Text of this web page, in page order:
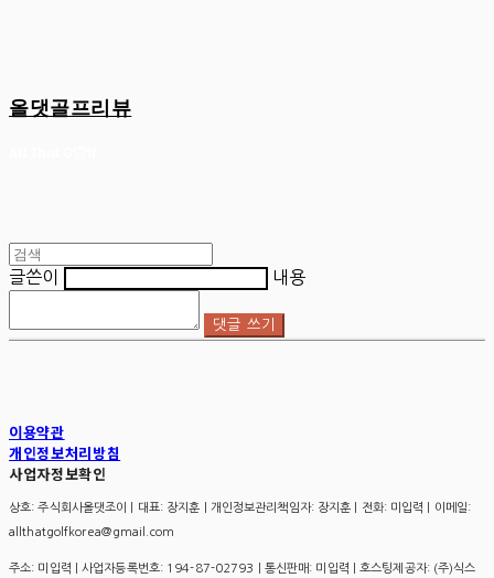
올댓골프리뷰
글쓴이 내용
댓글 쓰기
이용약관
개인정보처리방침
사업자정보확인
상호: 주식회사올댓조이 | 대표: 장지훈 | 개인정보관리책임자: 장지훈 | 전화: 미입력 | 이메일:
allthatgolfkorea@gmail.com
주소: 미입력 | 사업자등록번호: 194-87-02793 | 통신판매: 미입력 | 호스팅제공자: (주)식스